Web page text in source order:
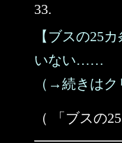
33.
【ブスの25
いない……
（→続きはク
（ 「ブスの